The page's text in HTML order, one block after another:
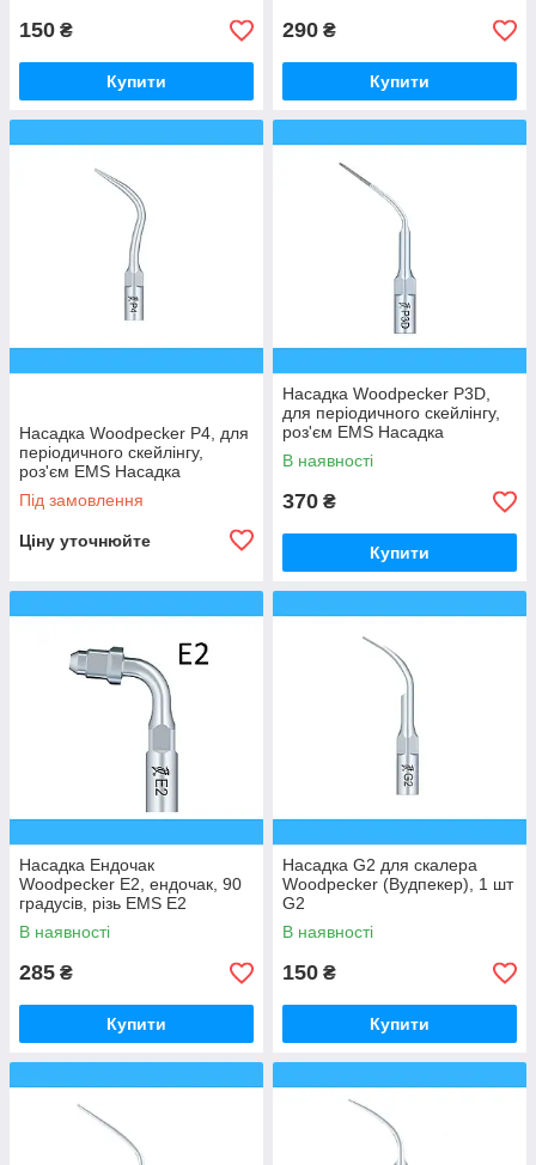
150 ₴
Купити
290 ₴
Купити
Насадка Woodpecker P4, для
періодичного скейлінгу,
роз'єм EMS Насадка
Woodpecker P4, для перио
Під замовлення
Ціну уточнюйте
Насадка Woodpecker P3D,
для періодичного скейлінгу,
роз'єм EMS Насадка
WoodpeckerP3D, для періо
В наявності
370 ₴
Купити
Насадка Ендочак
Woodpecker E2, ендочак, 90
градусів, різь EMS E2
В наявності
285 ₴
Купити
Насадка G2 для скалера
Woodpecker (Вудпекер), 1 шт
G2
В наявності
150 ₴
Купити